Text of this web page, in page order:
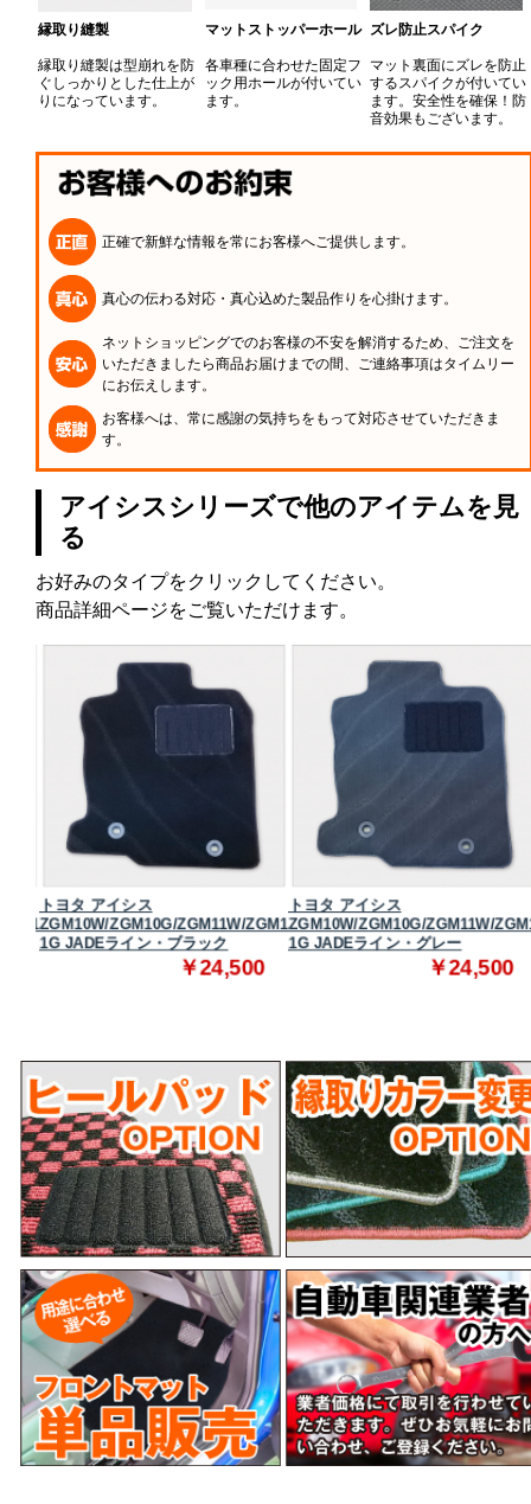
縁取り縫製
縁取り縫製は型崩れを防
ぐしっかりとした仕上が
りになっています。
マットストッパーホール
各車種に合わせた固定フ
ック用ホールが付いてい
ます。
ズレ防止スパイク
マット裏面にズレを防止
するスパイクが付いてい
ます。安全性を確保！防
音効果もございます。
正確で新鮮な情報を常にお客様へご提供します。
真心の伝わる対応・真心込めた製品作りを心掛けます。
ネットショッピングでのお客様の不安を解消するため、ご注文を
いただきましたら商品お届けまでの間、ご連絡事項はタイムリー
にお伝えします。
お客様へは、常に感謝の気持ちをもって対応させていただきま
す。
アイシスシリーズで他のアイテムを見
る
お好みのタイプをクリックしてください。
商品詳細ページをご覧いただけます。
トヨタ アイシス
ZGM10W/ZGM10G/ZGM11W/ZGM1
1G JADEライン・ブラック
￥24,500
トヨタ アイシス
ZGM10W/ZGM10G/ZGM11W/
1G JADEライン・グレー
￥24,500